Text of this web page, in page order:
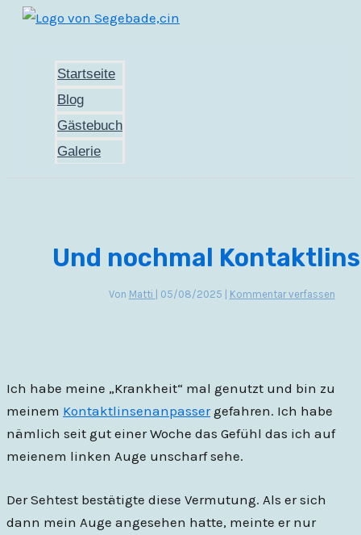
Zum
springen
Startseite
Blog
Gästebuch
Galerie
Und nochmal
Von Matti | 05/08/2025 | Kommentar verfassen
Ich habe meine „Krankheit“ mal genutzt und bin zu
meinem Kontaktlinsenanpassergefahren. Ich habe
nämlich seit gut einer Woche das Gefühl das ich auf
meienem linken Auge unscharf sehe.
Der Sehtest bestätigte diese Vermutung. Als er sich
dann mein Auge angesehen hatte, meinte er nur